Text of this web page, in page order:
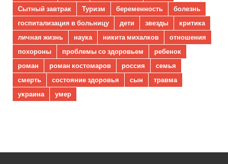
Сытный завтрак
Туризм беременность
болезнь
госпитализация в больницу
дети звезды
критика
личная жизнь
наука никита михалков
отношения
похороны
проблемы со здоровьем
ребенок
роман
роман костомаров россия
семья
смерть
состояние здоровья сын
травма
украина
умер